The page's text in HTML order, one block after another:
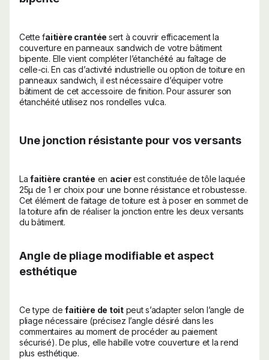
Cette faitière crantée sert à couvrir efficacement la
couverture en panneaux sandwich de votre bâtiment
bipente. Elle vient compléter l’étanchéité au faîtage de
celle-ci. En cas d’activité industrielle ou option de toiture en
panneaux sandwich, il est nécessaire d’équiper votre
bâtiment de cet accessoire de finition. Pour assurer son
étanchéité utilisez nos rondelles vulca.
Une jonction résistante pour vos versants
Lafaitière crantée en acierest constituée de tôle laquée
25µ de 1 er choix pour une bonne résistance et robustesse.
Cet élément de faitage de toiture est à poser en sommet de
la toiture afin de réaliser la jonction entre les deux versants
du bâtiment.
Angle de pliage modifiable et aspect
esthétique
Ce type defaitière de toitpeut s’adapter selon l’angle de
pliage nécessaire (précisez l’angle désiré dans les
commentaires au moment de procéder au paiement
sécurisé). De plus, elle habille votre couverture et la rend
plus esthétique.